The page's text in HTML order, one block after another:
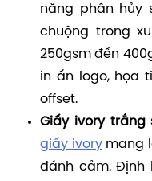
năng phân hủy
chuộng trong
250gsm đến
in ấn logo, họa
offset.
Giấy ivory trắng
giấy ivorymang
đánh cảm. Định